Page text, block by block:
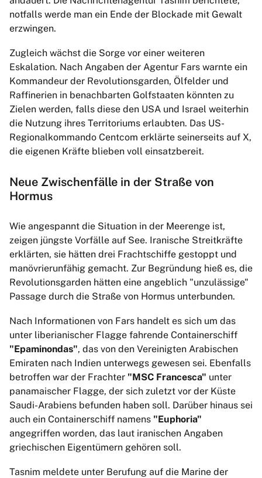
notfalls werde man ein Ende der Blockade mit Gewalt
erzwingen.
Zugleich wächst die Sorge vor einer weiteren
Eskalation. Nach Angaben der Agentur Fars warnte ein
Kommandeur der Revolutionsgarden, Ölfelder und
Raffinerien in benachbarten Golfstaaten könnten zu
Zielen werden, falls diese den USA und Israel weiterhin
die Nutzung ihres Territoriums erlaubten. Das US-
Regionalkommando Centcom erklärte seinerseits auf X,
die eigenen Kräfte blieben voll einsatzbereit.
Neue Zwischenfälle in der Straße von
Hormus
Wie angespannt die Situation in der Meerenge ist,
zeigen jüngste Vorfälle auf See. Iranische Streitkräfte
erklärten, sie hätten drei Frachtschiffe gestoppt und
manövrierunfähig gemacht. Zur Begründung hieß es, die
Revolutionsgarden hätten eine angeblich "unzulässige"
Passage durch die Straße von Hormus unterbunden.
Nach Informationen von Fars handelt es sich um das
unter liberianischer Flagge fahrende Containerschiff
"Epaminondas", das von den Vereinigten Arabischen
Emiraten nach Indien unterwegs gewesen sei. Ebenfalls
betroffen war der Frachter "MSC Francesca" unter
panamaischer Flagge, der sich zuletzt vor der Küste
Saudi-Arabiens befunden haben soll. Darüber hinaus sei
auch ein Containerschiff namens "Euphoria"
angegriffen worden, das laut iranischen Angaben
griechischen Eigentümern gehören soll.
Tasnim meldete unter Berufung auf die Marine der